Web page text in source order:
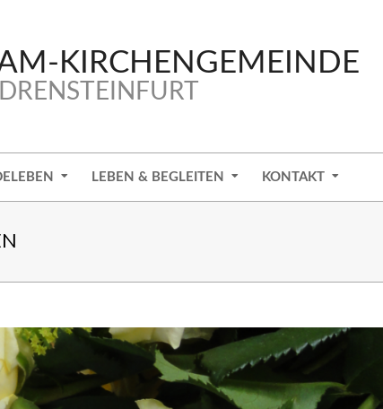
KIRCHENGEMEINDE
LEBEN & BEGLEITEN KONTAKT